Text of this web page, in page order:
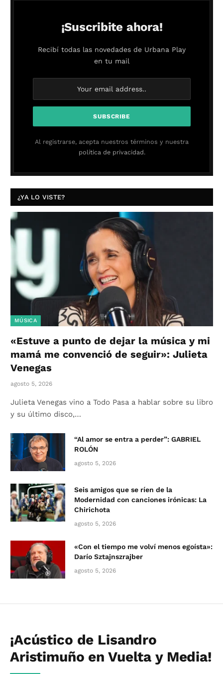
¡Suscribite ahora!
Recibí todas las novedades de Urbana Play
en tu mail
Al registrarse, acepta nuestros términos y nuestra
política de privacidad.
¿YA LO VISTE?
MÚSICA
«Estuve a punto de dejar la música y mi
mamá me convenció de seguir»: Julieta
Venegas
agosto 5, 2026
Julieta Venegas vino a Todo Pasa a hablar sobre su libro
y su último disco,…
“Al amor se entra a perder”: GABRIEL
ROLÓN
agosto 5, 2026
Seis amigos que se ríen de la
Modernidad con canciones irónicas: La
Chirichota
agosto 5, 2026
«Con el tiempo me volví menos egoísta»:
Darío Sztajnszrajber
agosto 5, 2026
¡Acústico de Lisandro
Aristimuño en Vuelta y Media!